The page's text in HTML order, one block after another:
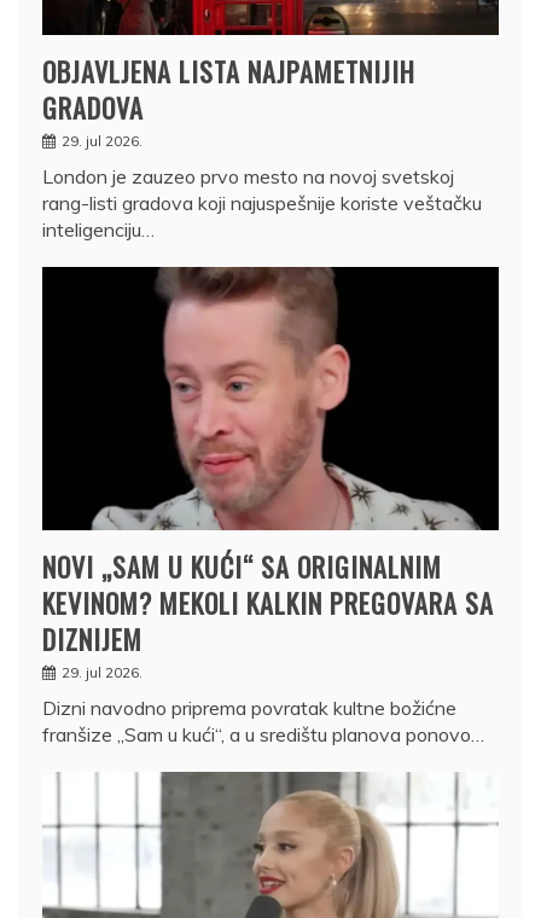
OBJAVLJENA LISTA NAJPAMETNIJIH
GRADOVA
29. jul 2026.
London je zauzeo prvo mesto na novoj svetskoj
rang-listi gradova koji najuspešnije koriste veštačku
inteligenciju…
NOVI „SAM U KUĆI“ SA ORIGINALNIM
KEVINOM? MEKOLI KALKIN PREGOVARA SA
DIZNIJEM
29. jul 2026.
Dizni navodno priprema povratak kultne božićne
franšize „Sam u kući“, a u središtu planova ponovo…